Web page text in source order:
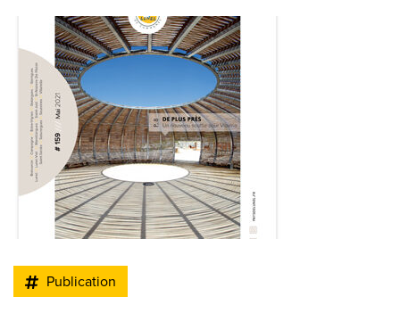
Publication